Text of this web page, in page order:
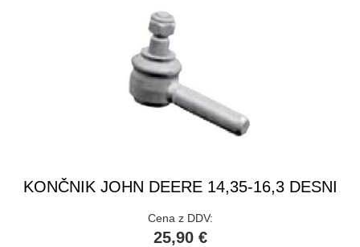
KONČNIK JOHN DEERE 14,35-16,3 DESNI
Cena z DDV:
25,90 €